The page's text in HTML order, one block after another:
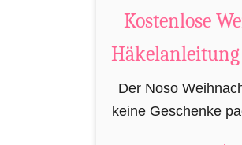
Kostenlose
Der Noso
keine Geschenke